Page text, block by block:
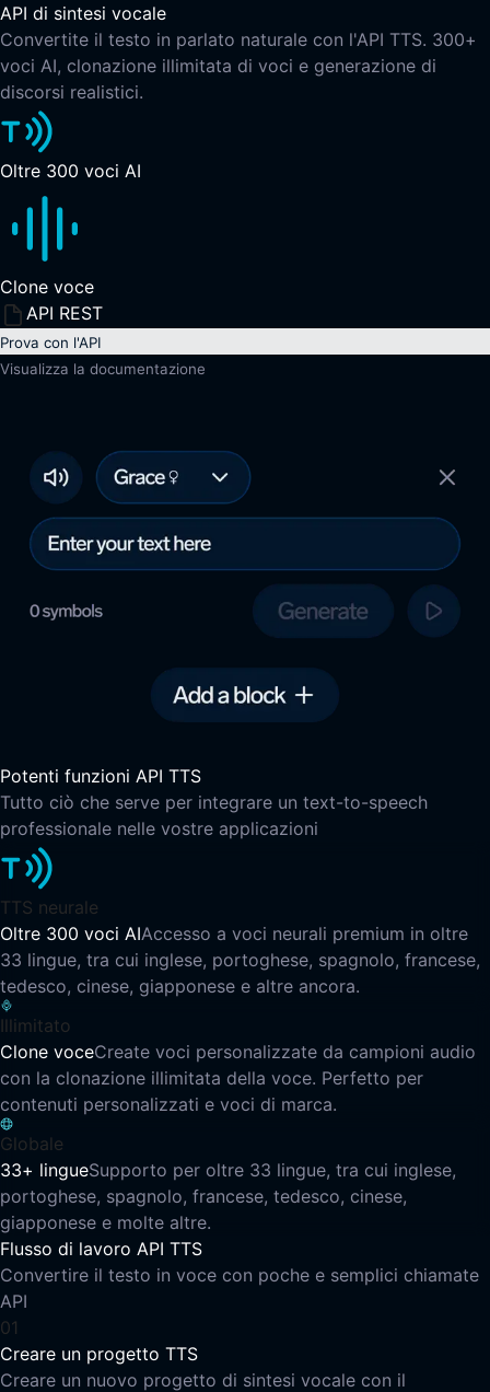
API di sintesi vocale
Convertite il testo in parlato naturale con l'API TTS. 300+
voci AI, clonazione illimitata di voci e generazione di
discorsi realistici.
Oltre 300 voci AI
Clone voce
API REST
Prova con l'API
Visualizza la documentazione
Potenti funzioni API TTS
Tutto ciò che serve per integrare un text-to-speech
professionale nelle vostre applicazioni
TTS neurale
Oltre 300 voci AIAccesso a voci neurali premium in oltre
33 lingue, tra cui inglese, portoghese, spagnolo, francese,
tedesco, cinese, giapponese e altre ancora.
Illimitato
Clone voceCreate voci personalizzate da campioni audio
con la clonazione illimitata della voce. Perfetto per
contenuti personalizzati e voci di marca.
Globale
33+ lingueSupporto per oltre 33 lingue, tra cui inglese,
portoghese, spagnolo, francese, tedesco, cinese,
giapponese e molte altre.
Flusso di lavoro API TTS
Convertire il testo in voce con poche e semplici chiamate
API
01
Creare un progetto TTS
Creare un nuovo progetto di sintesi vocale con il